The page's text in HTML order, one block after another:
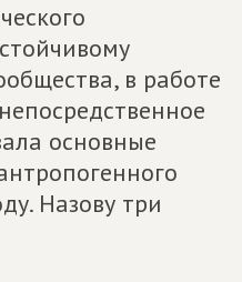
в работе
основные
Назову три